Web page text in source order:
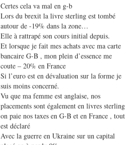
Certes cela va mal en g-b
Lors du brexit la livre sterling est tombé
autour de -19% dans la zone…
Elle à rattrapé son cours initial depuis.
Et lorsque je fait mes achats avec ma carte
bancaire G-B , mon plein d’essence me
coute – 20% en France
Si l’euro est en dévaluation sur la forme je
suis moins concerné.
Vu que ma femme est anglaise, nos
placements sont également en livres sterling
on paie nos taxes en G-B et en France , tout
est déclaré
Avec la guerre en Ukraine sur un capital